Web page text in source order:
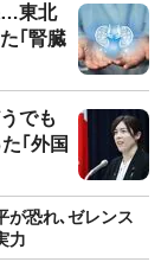
…東北
｢腎臓
でも
｢外国
が恐れ､ゼレンス
力